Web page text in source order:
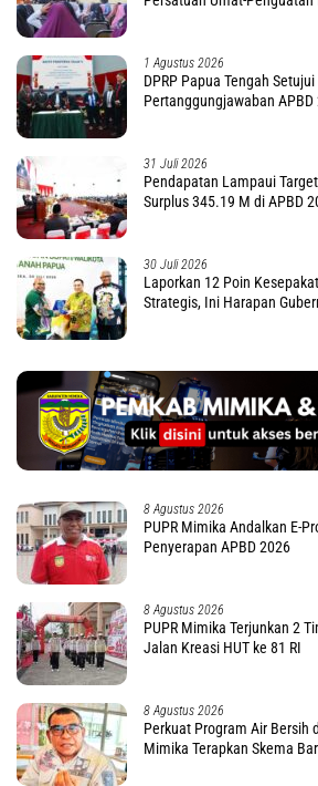
1 Agustus 2026
DPRP Papua Tengah
Pertanggungjawaban APBD
31 Juli 2026
Pendapatan Lampaui
Surplus 345.19 M di APBD
30 Juli 2026
Laporkan 12 Poin
Strategis, Ini Harapan
8 Agustus 2026
PUPR Mimika Andalkan E-
Penyerapan APBD 2026
8 Agustus 2026
PUPR Mimika Terjunkan 2
Jalan Kreasi HUT ke 81 RI
8 Agustus 2026
Perkuat Program Air Bersih
Mimika Terapkan Skema